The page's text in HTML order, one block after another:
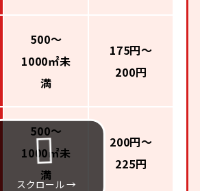
500～
1000㎡未
満
175円～
200円
500～
1000㎡未
満
200円～
225円